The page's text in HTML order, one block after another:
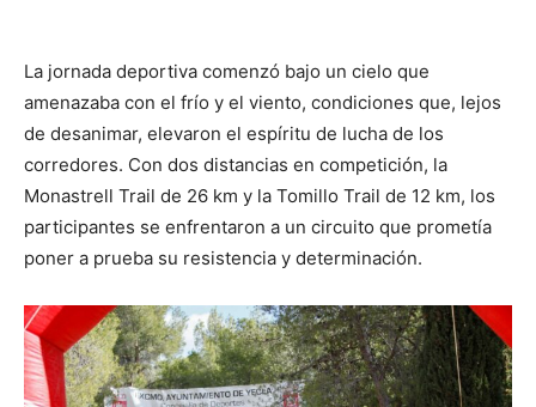
La jornada deportiva comenzó bajo un cielo que
amenazaba con el frío y el viento, condiciones que, lejos
de desanimar, elevaron el espíritu de lucha de los
corredores. Con dos distancias en competición, la
Monastrell Trail de 26 km y la Tomillo Trail de 12 km, los
participantes se enfrentaron a un circuito que prometía
poner a prueba su resistencia y determinación.